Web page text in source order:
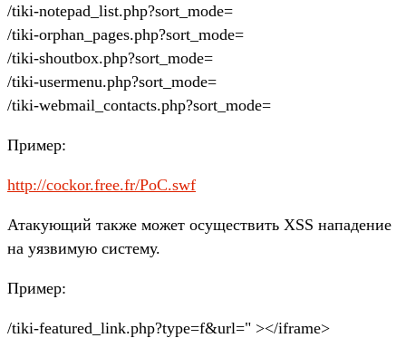
/tiki-notepad_list.php?sort_mode=
/tiki-orphan_pages.php?sort_mode=
/tiki-shoutbox.php?sort_mode=
/tiki-usermenu.php?sort_mode=
/tiki-webmail_contacts.php?sort_mode=
Пример:
http://cockor.free.fr/PoC.swf
Атакующий также может осуществить XSS нападение
на уязвимую систему.
Пример:
/tiki-featured_link.php?type=f&url=" ></iframe>